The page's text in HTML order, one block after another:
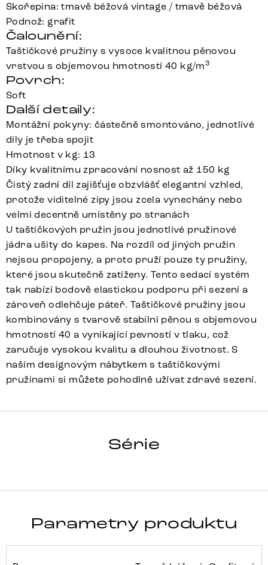
Skořepina: tmavě béžová vintage / tmavě béžová
Podnož: grafit
Čalounění:
Taštičkové pružiny s vysoce kvalitnou pěnovou
vrstvou s objemovou hmotností 40 kg/m3
Povrch:
Soft
Další detaily:
Montážní pokyny: částečně smontováno, jednotlivé
díly je třeba spojit
Hmotnost v kg: 13
Díky kvalitnímu zpracování nosnost až 150 kg
Čistý zadní díl zajišťuje obzvlášť elegantní vzhled,
protože viditelné zipy jsou zcela vynechány nebo
velmi decentně umístěny po stranách
U taštičkových pružin jsou jednotlivé pružinové
jádra ušity do kapes. Na rozdíl od jiných pružin
nejsou propojeny, a proto pruží pouze ty pružiny,
které jsou skutečně zatíženy. Tento sedací systém
tak nabízí bodově elastickou podporu při sezení a
zároveň odlehčuje páteř. Taštičkové pružiny jsou
kombinovány s tvarově stabilní pěnou s objemovou
hmotností 40 a vynikající pevností v tlaku, což
zaručuje vysokou kvalitu a dlouhou životnost. S
naším designovým nábytkem s taštičkovými
pružinami si můžete pohodlně užívat zdravé sezení.
Série
PEJO-FLEX
Parametry produktu